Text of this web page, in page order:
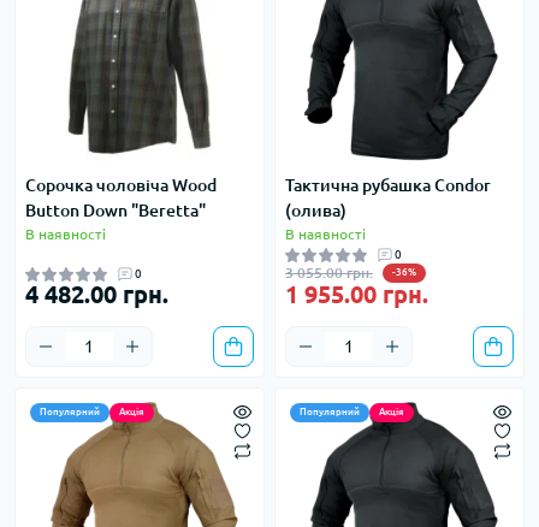
Сорочка чоловіча Wood
Button Down "Beretta"
В наявності
0
4 482.00 грн.
Тактична рубашка Condor
(олива)
В наявності
0
3 055.00 грн. -36%
1 955.00 грн.
Популярний Акція Популярний Акція